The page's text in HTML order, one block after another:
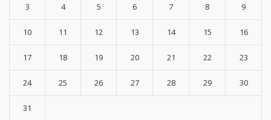
3 4 5 6 7 8 9
10 11 12 13 14 15 16
17 18 19 20 21 22 23
24 25 26 27 28 29 30
31